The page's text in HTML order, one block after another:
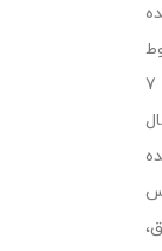
متحده
مارس 1952م تا سقوط
اولین دولت مصدق “(گزارش سرویس خارجی، سفارت ایالات متحده آمریکا)، 6 تحولات احتمالی ایران در 1953(ارزیابی اطلاعات علمی)، 7
سال
متحده
رئیس